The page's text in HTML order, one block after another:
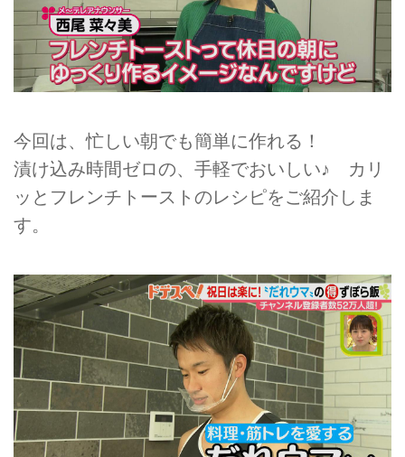
今回は、忙しい朝でも簡単に作れる！
漬け込み時間ゼロの、手軽でおいしい♪ カリ
ッとフレンチトーストのレシピをご紹介しま
す。